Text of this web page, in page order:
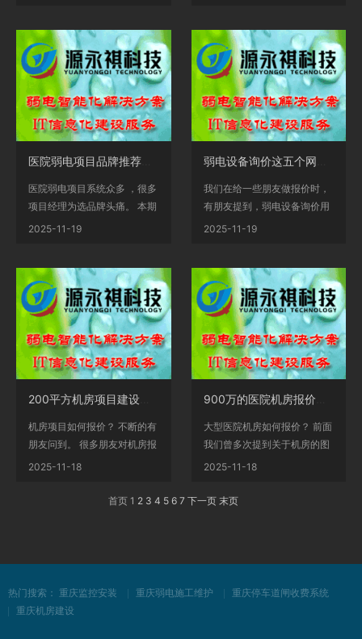
医院弱电项目系统众多 ，很多
项目经理为选品牌头痛。 本期
我们来总结下关于...
2025-11-19
我们在给一些朋友做报价时，
有朋友提到，弱电设备询价用
什么网站呢？产品设...
2025-11-19
机房项目如何报价？ 不断的有
朋友问到。 很多朋友对机房报
价有按平方的，也...
2025-11-18
大型医院机房如何报价？ 前面
我们曾多次提到关于机房的图
纸设计，有不少朋...
2025-11-18
首页 1 2 3 4 5 6 7 下一页 末页
热门搜索： 重庆监控安装 重庆弱电施工维护
重庆停车道闸收费系统
重庆机房建设